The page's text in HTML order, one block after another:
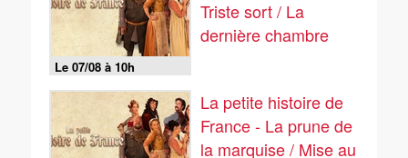
Le 07/08 à 10h
Triste sort / La
dernière chambre
La petite histoire de
France - La prune de
la marquise / Mise au